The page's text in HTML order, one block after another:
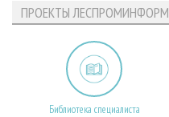
ПРОЕКТЫ ЛЕСПРОМИНФОРМ
Библиотека специалиста